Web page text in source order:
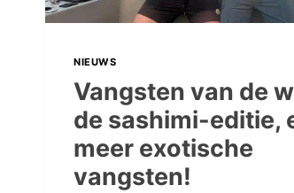
NIEUWS
Vangsten van de
de sashimi-editie,
meer exotische
vangsten!